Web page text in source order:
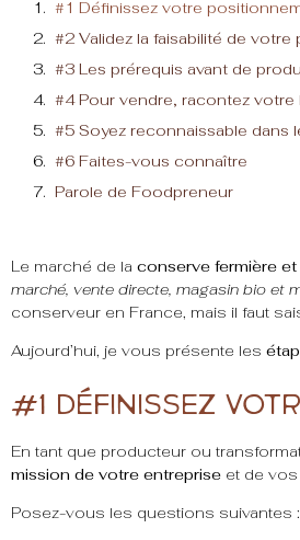
#1 Définissez votre
#2 Validez la faisabilité de
#3 Les prérequis avant de
#4 Pour vendre, racontez votre
#5 Soyez reconnaissable dans
#6 Faites-vous connaître
Parole de Foodpreneur
Le marché de la conserve fermière
marché, vente directe, magasin bio et
conserveur en France, mais il faut
Aujourd’hui, je vous présente les
#1 Définissez
En tant que producteur ou
mission de votre entreprise et de
Posez-vous les questions suivantes :